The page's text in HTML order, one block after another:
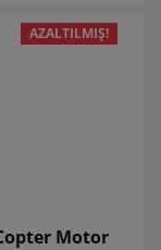
AZALTILMIŞ!
Motor